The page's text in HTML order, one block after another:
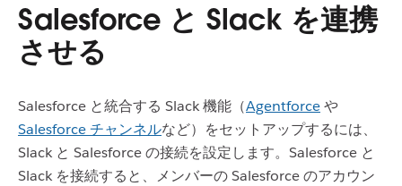
Salesforce と Slack を連携
させる
Salesforce と統合する Slack 機能（Agentforceや
Salesforce チャンネルなど）をセットアップするには、
Slack と Salesforce の接続を設定します。Salesforce と
Slack を接続すると、メンバーの Salesforce のアカウン